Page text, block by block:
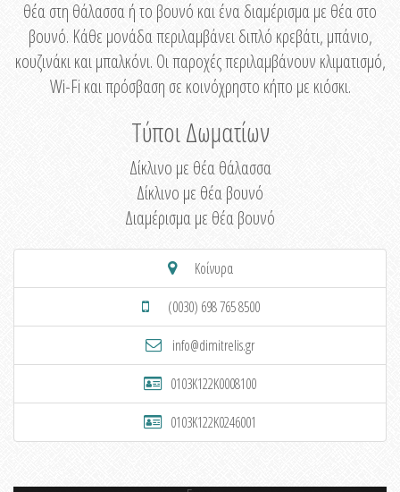
θέα στη θάλασσα ή το βουνό και ένα διαμέρισμα με θέα στο
βουνό. Κάθε μονάδα περιλαμβάνει διπλό κρεβάτι, μπάνιο,
κουζινάκι και μπαλκόνι. Οι παροχές περιλαμβάνουν κλιματισμό,
Wi-Fi και πρόσβαση σε κοινόχρηστο κήπο με κιόσκι.
Τύποι Δωματίων
Δίκλινο με θέα θάλασσα
Δίκλινο με θέα βουνό
Διαμέρισμα με θέα βουνό
Κοίνυρα
(0030) 698 765 8500
info@dimitrelis.gr
0103K122K0008100
0103K122K0246001